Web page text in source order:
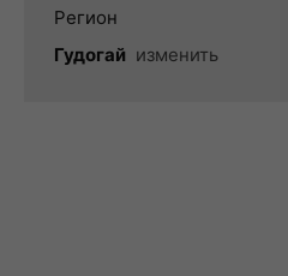
Регион
Гудогай изменить